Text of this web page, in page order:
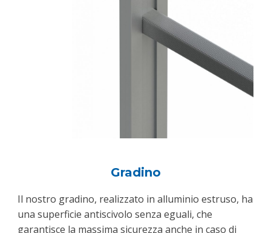
Gradino
Il nostro gradino, realizzato in alluminio estruso, ha
una superficie antiscivolo senza eguali, che
garantisce la massima sicurezza anche in caso di